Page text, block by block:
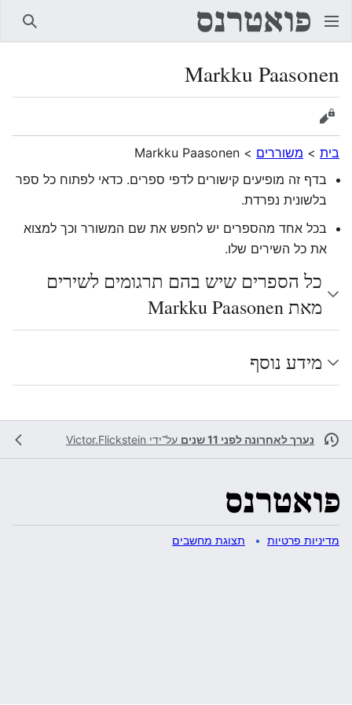
Markku Paasonen
הצגת מקור
בית > משוררים >
Markku Paasonen
בדף זה מופיעים קישורים לדפי ספרים. כדאי לפתוח כל ספר
בלשונית נפרדת.
בכל אחד מהספרים יש לחפש את שם המשורר וכך למצוא
את כל השירים שלו.
כל הספרים שיש בהם תרגומים לשירים
מאת Markku Paasonen
מידע נוסף
נערך לאחרונה לפני 11 שנים על־ידי Victor.Flickstein
מדיניות פרטיות תצוגת מחשבים